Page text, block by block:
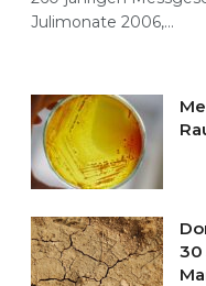
Julimonate 2006,...
30